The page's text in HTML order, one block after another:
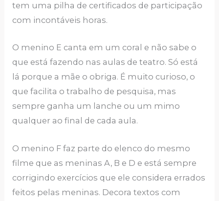
tem uma pilha de certificados de participação
com incontáveis horas.
O menino E canta em um coral e não sabe o
que está fazendo nas aulas de teatro. Só está
lá porque a mãe o obriga. É muito curioso, o
que facilita o trabalho de pesquisa, mas
sempre ganha um lanche ou um mimo
qualquer ao final de cada aula.
O menino F faz parte do elenco do mesmo
filme que as meninas A, B e D e está sempre
corrigindo exercícios que ele considera errados
feitos pelas meninas. Decora textos com